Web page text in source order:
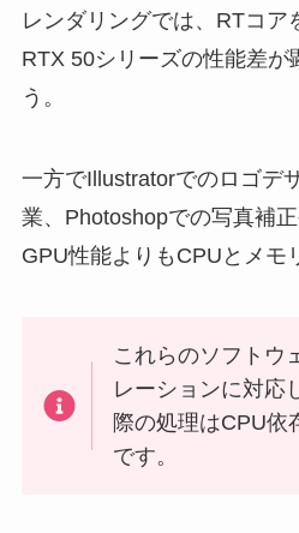
レンダリングでは、RTコア
RTX 50シリーズの性能差が
う。
一方でIllustratorでのロゴデ
業、Photoshopでの写真補
GPU性能よりもCPUとメモ
これらのソフトウ
レーションに対応
際の処理はCPU依
です。